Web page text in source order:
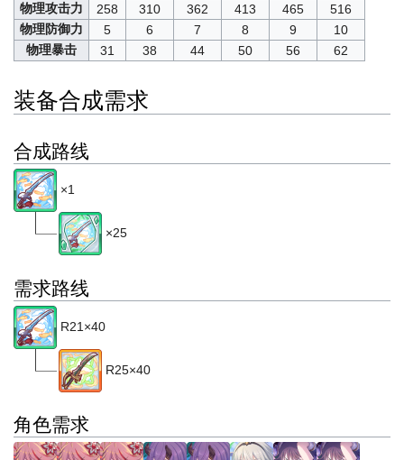
物理攻击力
258 310 362 413 465
516
物理防御力
5 6 7 8 9
10
物理暴击
31 38 44 50 56 62
装备合成需求
合成路线
×1
×25
需求路线
R21×40
R25×40
角色需求